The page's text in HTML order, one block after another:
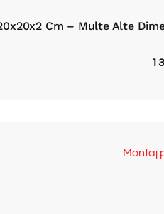
Cm – Multe Alte